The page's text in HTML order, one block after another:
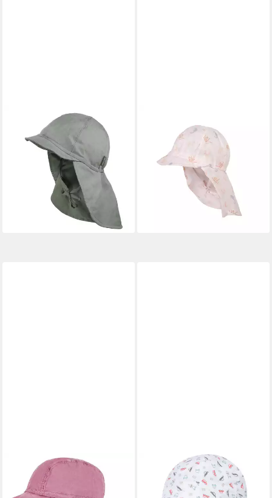
Schirmmütze GOTS MINI-
Nackenschutzmütze uni,
Leinenoptik, Bindeband,
Futter (1-St) Leinen
lieferbar - in 4-5 Werktagen bei dir
Schirmmütze MINI GIRL-
Schildmütze, Druck
Nackenschutz, Bindeband, UV
lieferbar - in 4-5 Werktagen bei dir
MAXIMO
Schirmmütze GOTS MINI-
Schildmütze Nackenschutz,
SMARILLO
Schirmmütze Babymütze
Junge mit Nackenschutz